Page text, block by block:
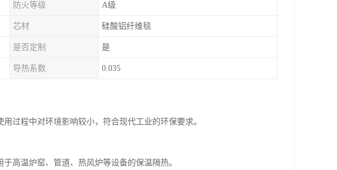
防火等级 A级
芯材 硅酸铝纤维毯
是否定制 是
导热系数 0.035
过程中对环境影响较小，符合现代工业的环保要求。
高温炉窑、管道、热风炉等设备的保温隔热。